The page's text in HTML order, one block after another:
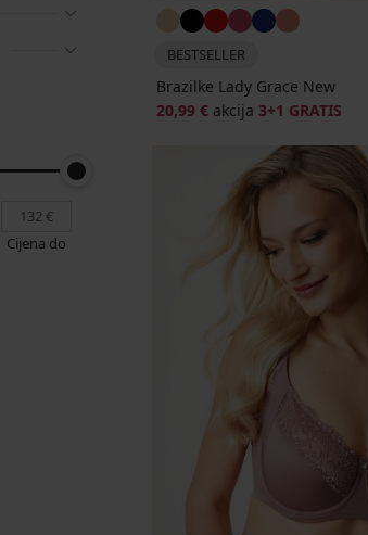
Cijena do
BESTSELLER
Brazilke Lady Grace New
20,99 € akcija 3+1 GRATIS